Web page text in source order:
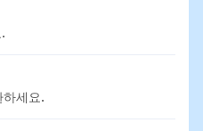
하세요.